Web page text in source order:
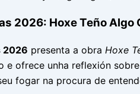
2026: Hoxe Teño Algo
2026 presenta a obra Hoxe
ofrece unha reflexión
fogar na procura de